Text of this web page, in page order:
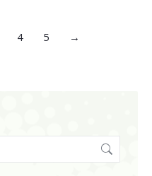
4 5 →